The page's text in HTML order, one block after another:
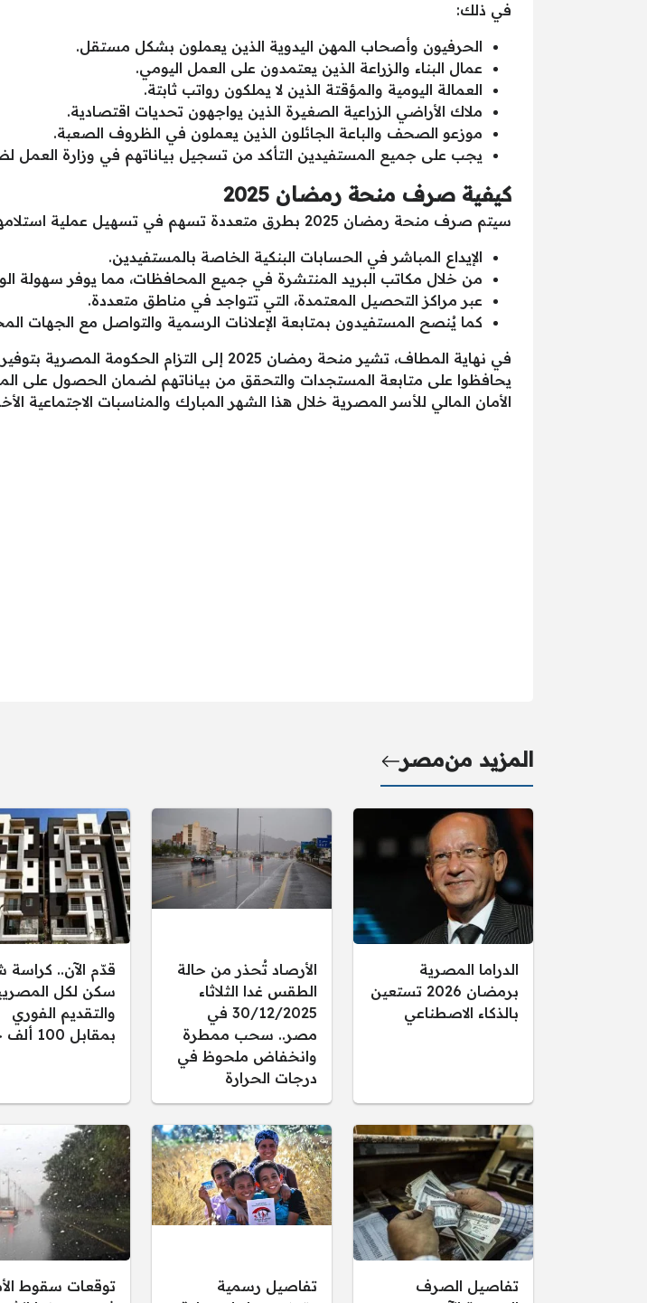
في ذلك:
الحرفيون وأصحاب المهن اليدوية الذين يعملون بشكل مستقل.
عمال البناء والزراعة الذين يعتمدون على العمل اليومي.
العمالة اليومية والمؤقتة الذين لا يملكون رواتب ثابتة.
ملاك الأراضي الزراعية الصغيرة الذين يواجهون تحديات اقتصادية.
موزعو الصحف والباعة الجائلون الذين يعملون في الظروف الصعبة.
يجب على جميع المستفيدين التأكد من تسجيل بياناتهم في وزارة العمل
كيفية صرف منحة رمضان 2025
سيتم صرف منحة رمضان 2025 بطرق متعددة تسهم في تسهيل عملية استلامها من قبل المستفيدين، حيث تشمل الطرق المتاحة:
الإيداع المباشر في الحسابات البنكية الخاصة بالمستفيدين.
من خلال مكاتب البريد المنتشرة في جميع المحافظات، مما يوفر سهولة
عبر مراكز التحصيل المعتمدة، التي تتواجد في مناطق متعددة.
كما يُنصح المستفيدون بمتابعة الإعلانات الرسمية والتواصل مع الجهات
في نهاية المطاف، تشير منحة رمضان 2025 إلى
يحافظوا على متابعة المستجدات والتحقق من بياناتهم لضمان الحصول على
الأمان المالي للأسر المصرية خلال هذا الشهر المبارك والمناسبات الاجتماعية
المزيد منمصر
الدراما المصرية
برمضان 2026 تستعين
بالذكاء الاصطناعي
الأرصاد تُحذر من حالة
الطقس غدا الثلاثاء
30/12/2025 في
مصر.. سحب ممطرة
وانخفاض ملحوظ في
درجات الحرارة
قدّم الآن..
والتقديم الفوري
بمقابل 100 ألف جنيه
تفاصيل الصرف
تفاصيل رسمية
توقعات سقوط